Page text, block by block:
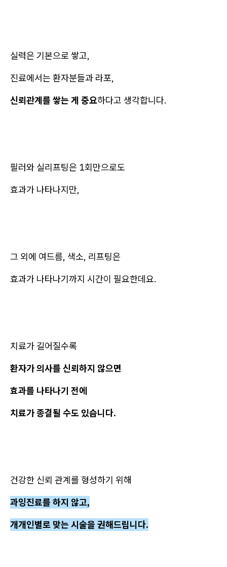
실력은 기본으로 쌓고,
진료에서는 환자분들과 라포,
신뢰관계를 쌓는 게 중요하다고 생각합니다.
필러와 실리프팅은 1회만으로도
효과가 나타나지만,
그 외에 여드름, 색소, 리프팅은
효과가 나타나기까지 시간이 필요한데요.
치료가 길어질수록
환자가 의사를 신뢰하지 않으면
효과를 나타나기 전에
치료가 종결될 수도 있습니다.
건강한 신뢰 관계를 형성하기 위해
과잉진료를 하지 않고,
개개인별로 맞는 시술을 권해드립니다.